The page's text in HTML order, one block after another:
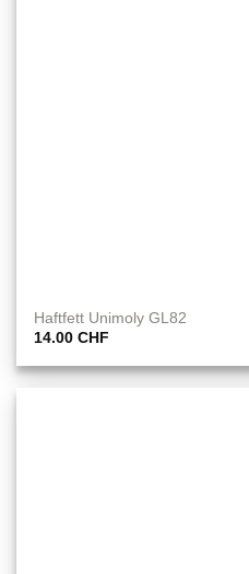
Haftfett Unimoly GL82
14.00CHF